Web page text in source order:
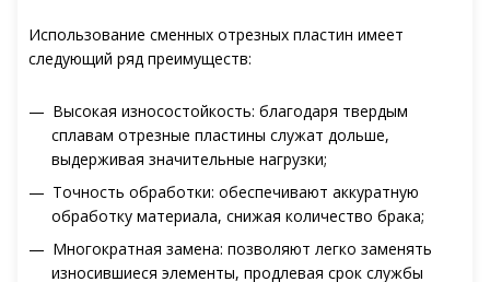
Использование сменных отрезных пластин имеет
следующий ряд преимуществ:
Высокая износостойкость: благодаря твердым
сплавам отрезные пластины служат дольше,
выдерживая значительные нагрузки;
Точность обработки: обеспечивают аккуратную
обработку материала, снижая количество брака;
Многократная замена: позволяют легко заменять
износившиеся элементы, продлевая срок службы